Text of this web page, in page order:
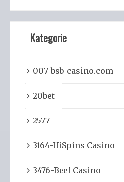
Kategorie
007-bsb-casino.com
20bet
2577
3164-HiSpins Casino
3476-Beef Casino